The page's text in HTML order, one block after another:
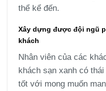
thể kể đến.
Xây dựng được đội ngũ
khách
Nhân viên của các
khách sạn xanh có
tốt với mong muốn